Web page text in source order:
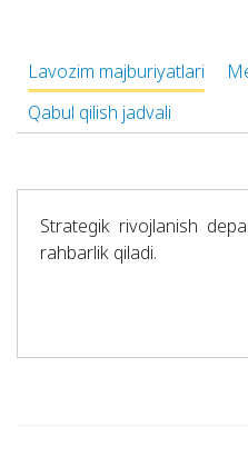
Lavozim majburiyatlari
Qabul qilish jadvali
Strаtеgik rivоjlаnish
rаhbаrlik qilаdi.